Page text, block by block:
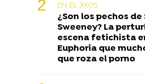
EN EL 3X05
¿Son los pechos de
Sweeney? La
escena fetichista
Euphoria que
que roza el porno